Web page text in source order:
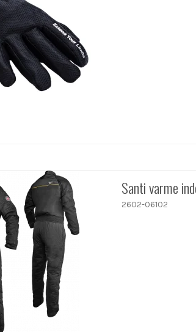
Santi varme
2602-06102